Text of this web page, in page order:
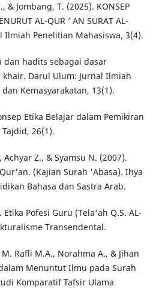
& Jombang, T. (2025). KONSEP
AL-QUR ’ AN SURAT AL-
Ilmiah Penelitian Mahasiswa, 3(4).
dan hadits sebagai dasar
Darul Ulum: Jurnal Ilmiah
Kemasyarakatan, 13(1).
Etika Belajar dalam Pemikiran
26(1).
Z., & Syamsu N. (2007).
(Kajian Surah 'Abasa). Ihya
Bahasa dan Sastra Arab.
Pofesi Guru (Tela'ah Q.S. AL-
Transendental.
Rafli M.A., Norahma A., & Jihan
Menuntut Ilmu pada Surah
Komparatif Tafsir Ulama